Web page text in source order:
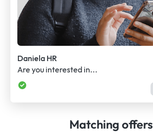
Daniela HR
Are you interested in...
Matching offers